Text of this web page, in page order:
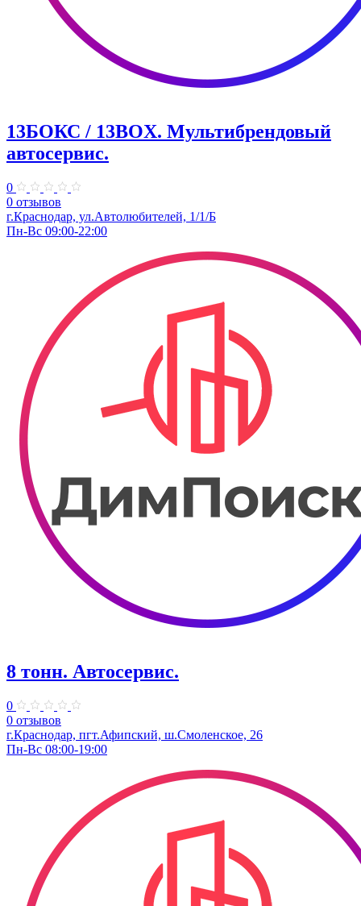
13БОКС / 13BOX. ​Мультибрендовый
автосервис.
0
0 отзывов
г.Краснодар, ул.Автолюбителей, 1/1/Б
Пн-Вс 09:00-22:00
8 тонн. Автосервис.
0
0 отзывов
г.Краснодар, пгт.Афипский, ш.Смоленское, 26
Пн-Вс 08:00-19:00